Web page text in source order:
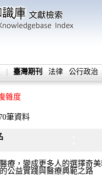
臺灣期刊 法律 公行政治
雜度
筆資料
療，變成更多人的選擇奇
公益實踐與醫療典範之路